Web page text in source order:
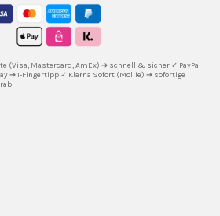
o
o
k
e
r
e
s
o
k
u
b
(Visa, Mastercard, AmEx) ➔ schnell & sicher ✓ PayPal
➔ 1-Fingertipp ✓ Klarna Sofort (Mollie) ➔ sofortige